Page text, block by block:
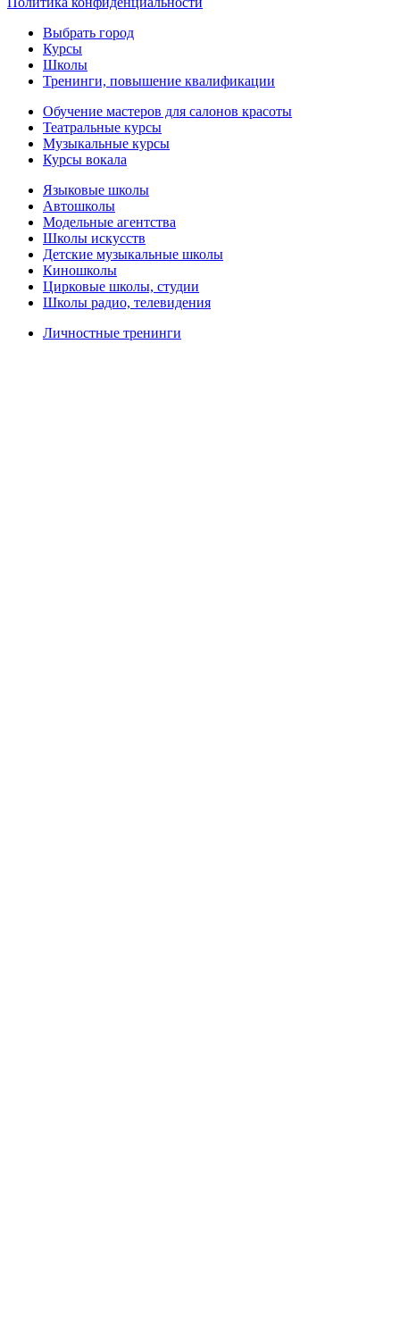
Выбрать город
Курсы
Школы
Тренинги, повышение квалификации
Обучение мастеров для салонов красоты
Театральные курсы
Музыкальные курсы
Курсы вокала
Языковые школы
Автошколы
Модельные агентства
Школы искусств
Детские музыкальные школы
Киношколы
Цирковые школы, студии
Школы радио, телевидения
Личностные тренинги